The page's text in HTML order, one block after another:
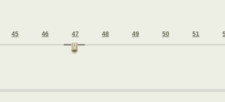
45 46 47 48 49 50 51